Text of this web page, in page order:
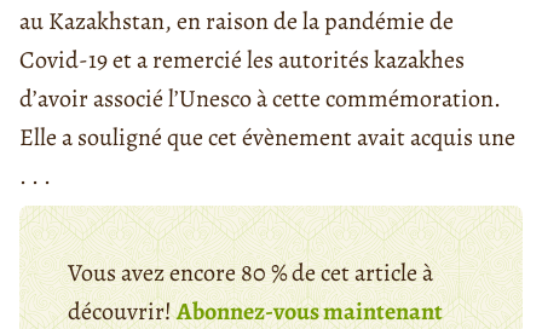
au Kazakhstan, en raison de la pandémie de
Covid-19 et a remercié les autorités kazakhes
d’avoir associé l’Unesco à cette commémoration.
Elle a souligné que cet évènement avait acquis une
. . .
Vous avez encore 80 % de cet article à
découvrir!Abonnez-vous maintenant